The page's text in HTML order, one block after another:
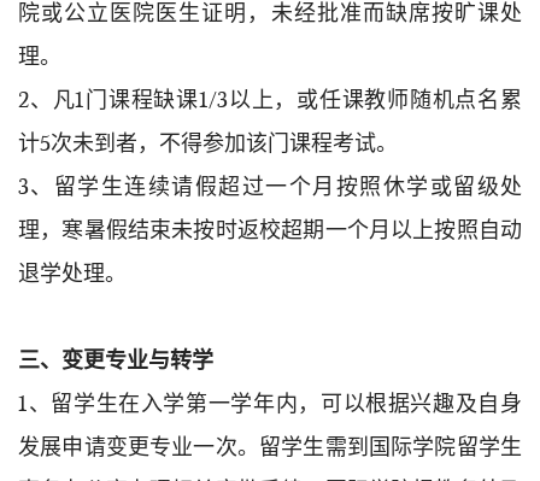
院或公立医院医生证明，未经批准而缺席按旷课处
理。
2、凡1门课程缺课1/3以上，或任课教师随机点名累
计5次未到者，不得参加该门课程考试。
3、留学生连续请假超过一个月按照休学或留级处
理，寒暑假结束未按时返校超期一个月以上按照自动
退学处理。
三、变更专业与转学
1、留学生在入学第一学年内，可以根据兴趣及自身
发展申请变更专业一次。留学生需到国际学院留学生